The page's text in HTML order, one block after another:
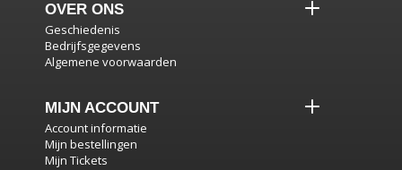
OVER ONS
Geschiedenis
Bedrijfsgegevens
Algemene voorwaarden
MIJN ACCOUNT
Account informatie
Mijn bestellingen
Mijn Tickets